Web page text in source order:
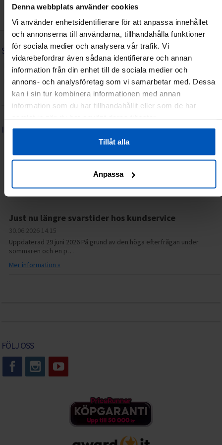
Denna webbplats använder cookies
Vi använder enhetsidentifierare för att anpassa innehållet
och annonserna till användarna, tillhandahålla funktioner
för sociala medier och analysera vår trafik. Vi
vidarebefordrar även sådana identifierare och annan
information från din enhet till de sociala medier och
annons- och analysföretag som vi samarbetar med. Dessa
kan i sin tur kombinera informationen med annan
information som du har tillhandahållit eller som de har
Tillåt alla
Anpassa
SPORTPROFFSEN.SE
Hem Om oss Villkor för privatpersoner
Villkor för företag
Integritetspolicy
Återköp/Reklamationer
Kontakta oss
Lediga tjänster
Frågor & svar (FAQ)
INFORMATION
Serviceguide: FitNord elcykel
06.07.202614.31
Grattis till din nya FitNord elcykel! Vi hoppas att du får många härliga
turer med din nya cykel. Hä…
Just nu längre svarstider hos kundservice
30.06.2026 14.15
Uppdaterad 29 juni 2026 På grund av den höga efterfrågan under
sommaren och en p…
Mer information »
FÖLJ OSS